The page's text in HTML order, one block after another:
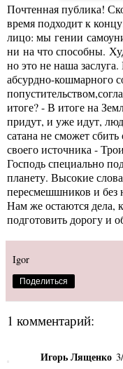
Почтенная публика!
время подходит к
лицо: мы гении
ни на что способны.
но это не наша
абсурдно-кошмарного
итоге? - В итоге на
придут, и уже идут,
сатана не сможет
своего источника -
Господь специально
планету. Высокие
пересмешшников и без
Нам же остаются дела,
подготовить дорогу и
Igor
Поделиться
1 комментарий:
Игорь Лященко